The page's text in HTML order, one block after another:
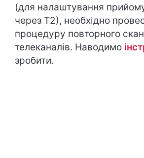
(для налаштування
через Т2), необхідно
процедуру повторного
телеканалів. Наводимо
зробити.